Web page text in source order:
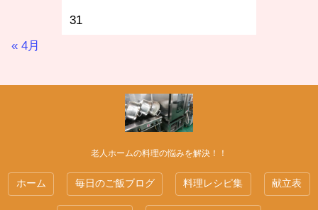
31
« 4月
老人ホームの料理の悩みを解決！！
ホーム 毎日のご飯ブログ 料理レシピ集 献立表